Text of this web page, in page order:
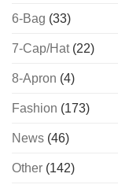
6-Bag (33)
7-Cap/Hat(22)
8-Apron (4)
Fashion (173)
News (46)
Other (142)